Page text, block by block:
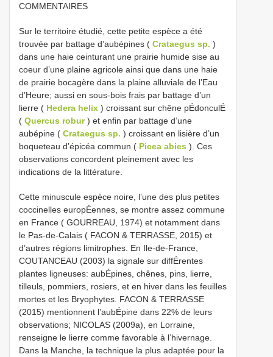
COMMENTAIRES
Sur le territoire étudié, cette petite espèce a été
trouvée par battage d’aubépines ( Crataegus sp. )
dans une haie ceinturant une prairie humide sise au
coeur d’une plaine agricole ainsi que dans une haie
de prairie bocagère dans la plaine alluviale de l’Eau
d’Heure; aussi en sous-bois frais par battage d’un
lierre ( Hedera helix ) croissant sur chêne pÉdonculÉ
( Quercus robur) et enfin par battage d’une
aubépine ( Crataegus sp. ) croissant en lisière d’un
boqueteau d’épicéa commun ( Picea abies ). Ces
observations concordent pleinement avec les
indications de la littérature.
Cette minuscule espèce noire, l’une des plus petites
coccinelles europÉennes, se montre assez commune
en France ( GOURREAU, 1974) et notamment dans
le Pas-de-Calais ( FACON & TERRASSE, 2015) et
d’autres régions limitrophes. En Ile-de-France,
COUTANCEAU (2003) la signale sur diffÉrentes
plantes ligneuses: aubÉpines, chênes, pins, lierre,
tilleuls, pommiers, rosiers, et en hiver dans les feuilles
mortes et les Bryophytes. FACON & TERRASSE
(2015) mentionnent l’aubÉpine dans 22% de leurs
observations; NICOLAS (2009a), en Lorraine,
renseigne le lierre comme favorable à l’hivernage.
Dans la Manche, la technique la plus adaptée pour la